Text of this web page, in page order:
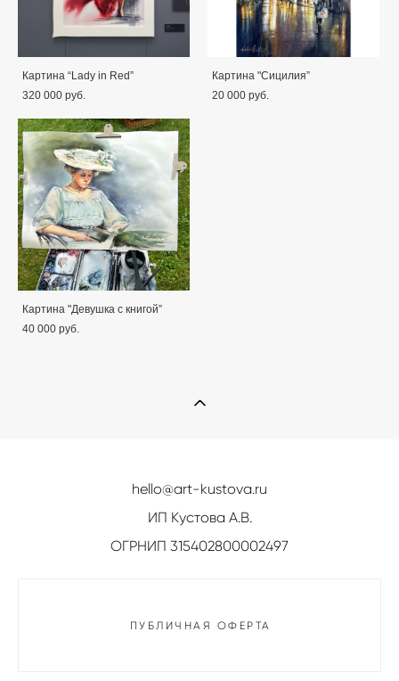
Картина “Lady in Red”
320 000 pуб.
Картина "Сицилия”
20 000 pуб.
Картина "Девушка с книгой”
40 000 pуб.
hello@art-kustova.ru
ИП Кустова А.В.
ОГРНИП 315402800002497
ПУБЛИЧНАЯ ОФЕРТА